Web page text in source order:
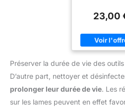
23,00
Préserver la durée de vie des outils
D’autre part, nettoyer et
prolonger leur durée de vie. Les
sur les lames peuvent en effet